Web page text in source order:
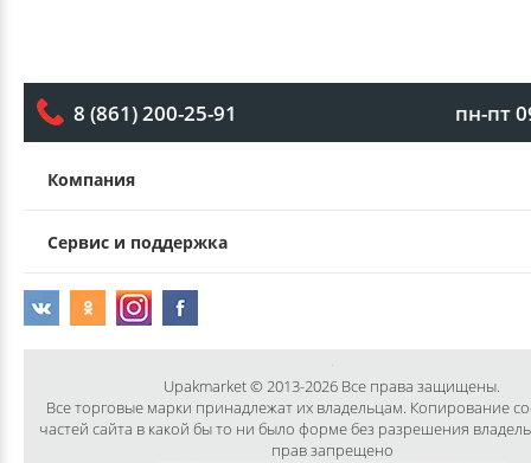
8 (861) 200-25-91 пн-пт
Компания
Сервис и поддержка
Upakmarket © 2013-2026 Все права защищены.
Все торговые марки принадлежат их владельцам. Копирование
частей сайта в какой бы то ни было форме без разрешения
прав запрещено